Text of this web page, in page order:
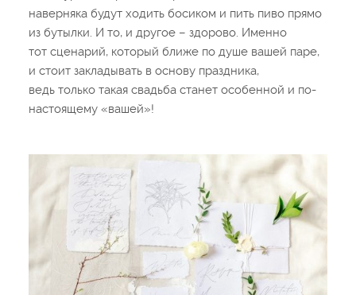
наверняка будут ходить босиком и пить пиво прямо
из бутылки. И то, и другое – здорово. Именно
тот сценарий, который ближе по душе вашей паре,
и стоит закладывать в основу праздника,
ведь только такая свадьба станет особенной и по-
настоящему «вашей»!